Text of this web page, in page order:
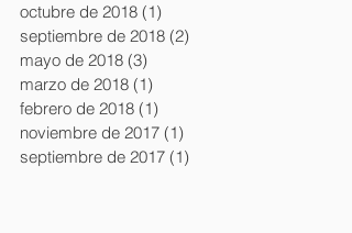
octubre de 2018 (1)
septiembre de 2018 (2)
mayo de 2018 (3)
marzo de 2018 (1)
febrero de 2018 (1)
noviembre de 2017 (1)
septiembre de 2017 (1)